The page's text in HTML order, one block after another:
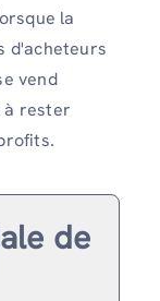
la
d'acheteurs
vend
à rester
de